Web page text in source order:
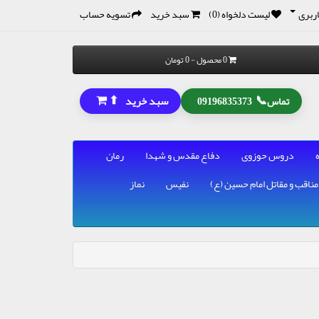
لیست دلخواه (0) سبد خرید تسویه حساب
0 محصول - 0 تومان
تماس📞
09196835373 سبد خرید ⬆
دروس حوزوی دفاع مقدس و شهدا
رمان
مناقب و مقاتل امام حسین (ع) نفیس
نماز